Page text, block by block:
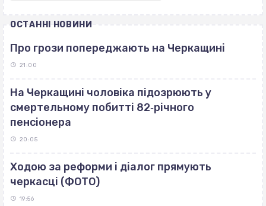
ОСТАННІ НОВИНИ
Про грози попереджають на Черкащині
21:00
На Черкащині чоловіка підозрюють у
смертельному побитті 82‐річного
пенсіонера
20:05
Ходою за реформи і діалог прямують
черкасці (ФОТО)
19:56